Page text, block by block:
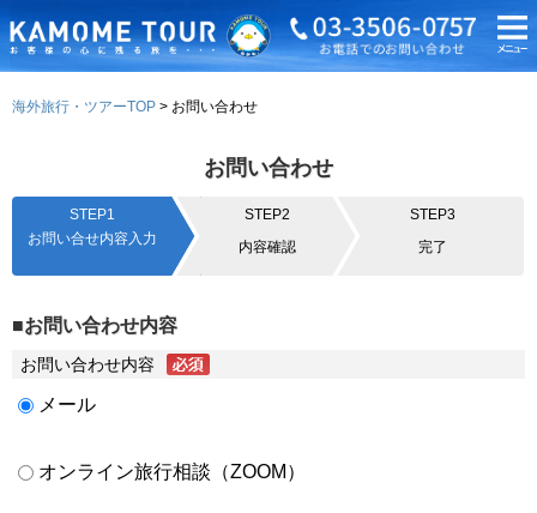
海外旅行・ツアーTOP お問い合わせ
お問い合わせ
STEP1
お問い合せ内容入力
STEP2
内容確認
STEP3
完了
■お問い合わせ内容
お問い合わせ内容
メール
オンライン旅行相談（ZOOM）